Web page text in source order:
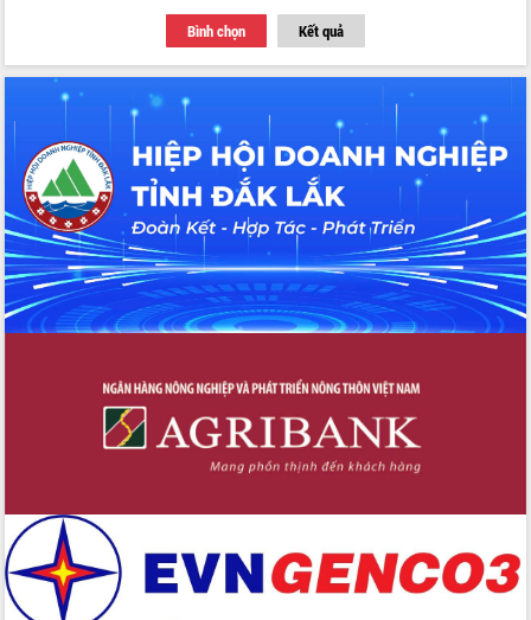
Bình chọn Kết quả